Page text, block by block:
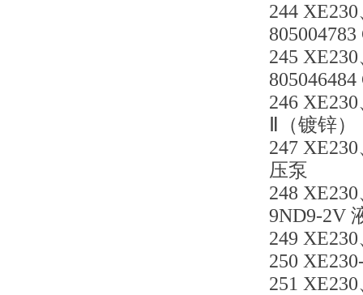
244
245
246
Ⅱ（镀锌）
247
压泵
248
9ND9-2V
249
250
251